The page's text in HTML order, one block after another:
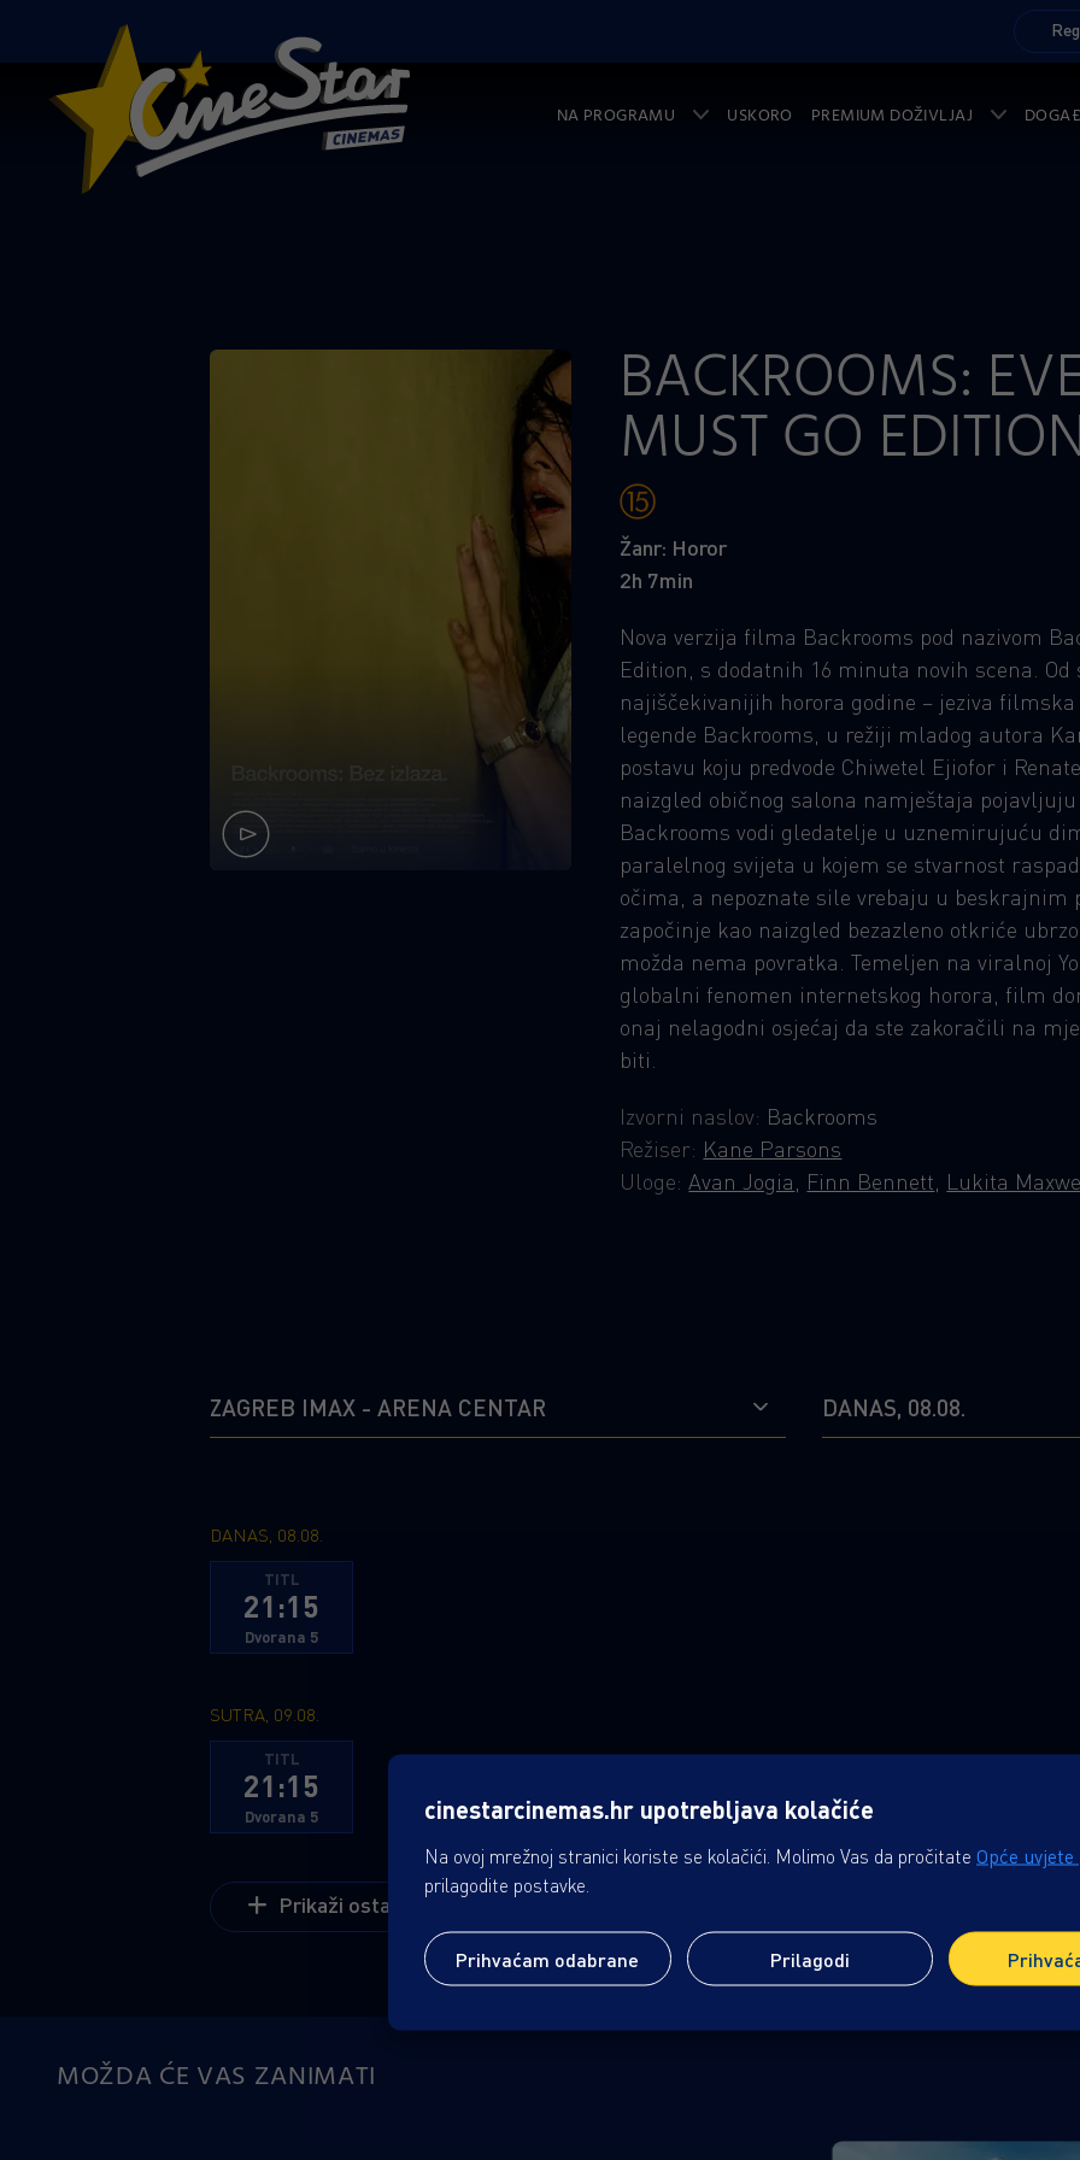
NA PROGRAMU USKORO PREMIUM DOŽIVLJAJ
BACKROOMS:
MUST GO
Žanr: Horor
2h 7min
Nova verzija filma Backrooms pod nazivom
Edition, s dodatnih 16 minuta novih scena.
najiščekivanijih horora godine – jeziva
legende Backrooms, u režiji mladog autora
postavu koju predvode Chiwetel Ejiofor i
naizgled običnog salona namještaja
Backrooms vodi gledatelje u uznemirujuću
paralelnog svijeta u kojem se stvarnost
očima, a nepoznate sile vrebaju u beskrajnim
započinje kao naizgled bezazleno otkriće
možda nema povratka. Temeljen na viralnoj
globalni fenomen internetskog horora, film
onaj nelagodni osjećaj da ste zakoračili na
biti.
Izvorni naslov: Backrooms
Režiser: Kane Parsons
Uloge: Avan Jogia Finn Bennett Lukita
ZAGREB IMAX - ARENA CENTAR DANAS, 08.08.
DANAS, 08.08.
TITL
21:15
Dvorana 5
SUTRA, 09.08.
TITL
21:15
Dvorana 5
Prikaži ostale dane
MOŽDA ĆE VAS ZANIMATI
cinestarcinemas.hr upotrebljava kolačiće
Na ovoj mrežnoj stranici koriste se kolačići. Molimo Vas da pročitate Opće
prilagodite postavke.
Prihvaćam odabrane Prilagodi